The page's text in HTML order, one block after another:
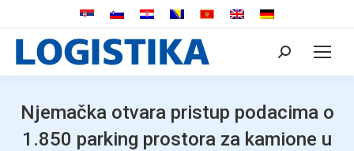
Search:
Njemačka otvara pristup podacima o
1.850 parking prostora za kamione u